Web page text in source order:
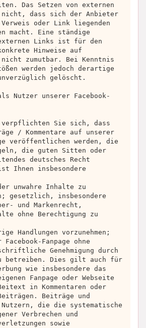
Das Setzen von externen
nicht, dass sich der Anbieter
oder Link liegenden
macht. Eine ständige
Links ist für den
Hinweise auf
nicht zumutbar. Bei Kenntnis
werden jedoch derartige
gelöscht.
Nutzer unserer Facebook-
Sie sich, dass
/ Kommentare auf unserer
veröffentlichen werden, die
die guten Sitten oder
deutsches Recht
Ihnen insbesondere
unwahre Inhalte zu
gesetzlich, insbesondere
und Markenrecht,
ohne Berechtigung zu
Handlungen vorzunehmen;
Fanpage ohne
Genehmigung durch
betreiben. Dies gilt auch für
wie insbesondere das
Fanpage oder Webseite
in Kommentaren oder
Beiträge und
Nutzern, die die systematische
Verbrechen und
sowie